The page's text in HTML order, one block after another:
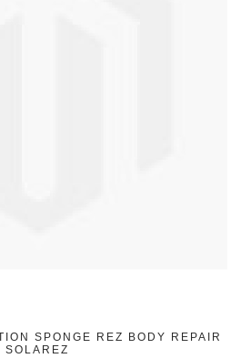
SPONGE REZ BODY REPAIR
SOLAREZ